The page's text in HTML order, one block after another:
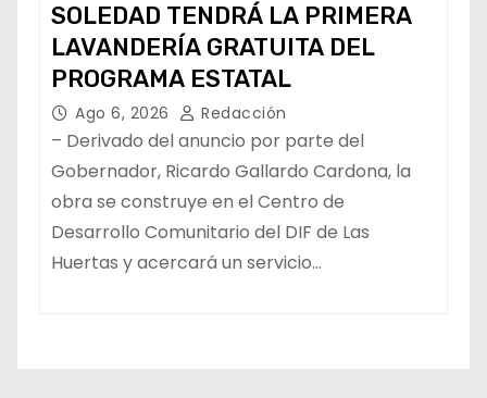
SOLEDAD TENDRÁ LA PRIMERA
LAVANDERÍA GRATUITA DEL
PROGRAMA ESTATAL
Ago 6, 2026 Redacción
– Derivado del anuncio por parte del
Gobernador, Ricardo Gallardo Cardona, la
obra se construye en el Centro de
Desarrollo Comunitario del DIF de Las
Huertas y acercará un servicio…